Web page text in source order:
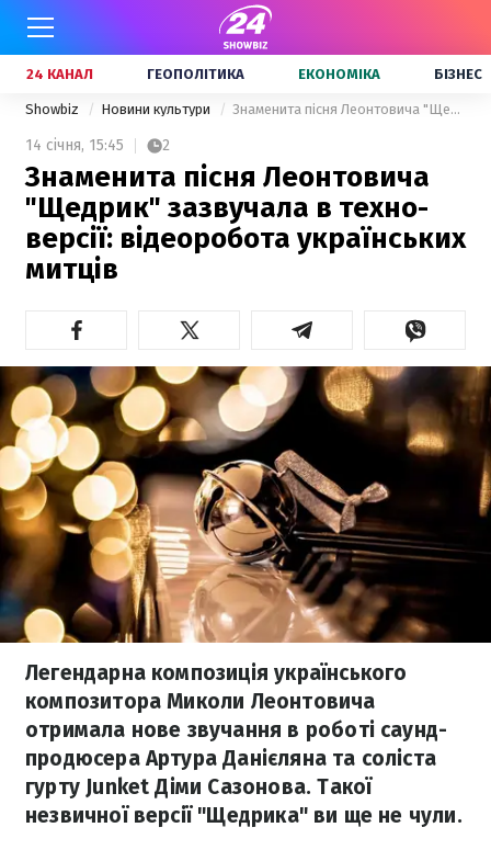
24 КАНАЛ ГЕОПОЛІТИКА ЕКОНОМІКА БІЗНЕС
Showbiz Новини культури Знаменита пісня Леонтовича "Щедрик" зазвучала в техно-версії: відеоробота українських митців
14 січня, 15:45 2
Знаменита пісня Леонтовича
"Щедрик" зазвучала в техно-
версії: відеоробота українських
митців
Легендарна композиція українського
композитора Миколи Леонтовича
отримала нове звучання в роботі саунд-
продюсера Артура Данієляна та соліста
гурту Junket Діми Сазонова. Такої
незвичної версії "Щедрика" ви ще не чули.